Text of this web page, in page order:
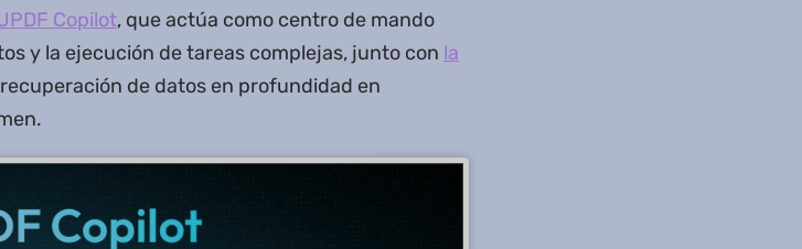
Copilot, que actúa como centro de mando
y la ejecución de tareas complejas, junto con la
de datos en profundidad en